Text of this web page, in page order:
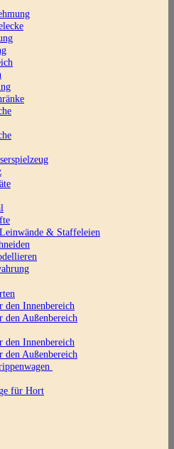
& Staffeleien
den Innenbereich
den Außenbereich
den Innenbereich
den Außenbereich
für Hort